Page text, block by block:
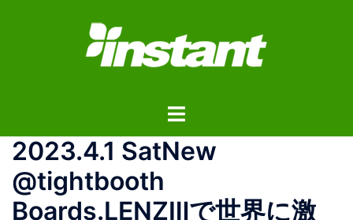
ス
ト
ル
2023.4.1 SatNew
@tightbooth
Boards.LENZⅢで世界に激